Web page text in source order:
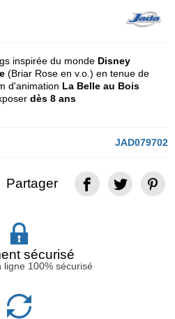
inspirée du monde Disney
(Briar Rose en v.o.) en tenue de
d'animation La Belle au Bois
dès 8 ans
JAD079702
Partager
sécurisé
ligne 100% sécurisé